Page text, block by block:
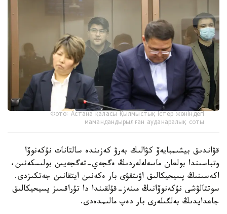
Фото: Астана қаласы Қылмыстық істер жөніндегі
мамандандырылған ауданаралық соты
قۋاندىق بيشىمبايەۆ كۋالىك بەرۋ كەزىندە سالتانات نۇكەنوۆا
وتباسىندا بولعان ماسەلەلەردىڭ ەگجەي-تەگجەيىن بولىسكەنىن،
اكەسىنىڭ پسيحيكالىق اۋىتقۋى بار ەكەنىن ايتقانىن جەتكىزدى.
سوتتالۋشى نۇكەنوۆانىڭ مىنەز-قۇلقىندا دا تۇراقسىز پسيحيكالىق
جاعدايدىڭ بەلگىلەرى بار دەپ مالىمدەدى.